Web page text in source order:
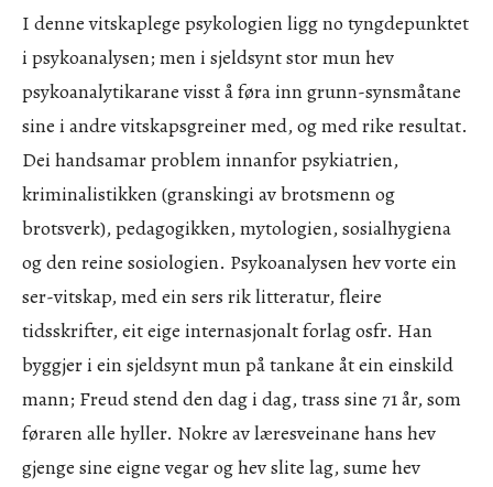
I denne vitskaplege psykologien ligg no tyngdepunktet
i psykoanalysen; men i sjeldsynt stor mun hev
psykoanalytikarane visst å føra inn grunn-synsmåtane
sine i andre vitskapsgreiner med, og med rike resultat.
Dei handsamar problem innanfor psykiatrien,
kriminalistikken (granskingi av brotsmenn og
brotsverk), pedagogikken, mytologien, sosialhygiena
og den reine sosiologien. Psykoanalysen hev vorte ein
ser-vitskap, med ein sers rik litteratur, fleire
tidsskrifter, eit eige internasjonalt forlag osfr. Han
byggjer i ein sjeldsynt mun på tankane åt ein einskild
mann; Freud stend den dag i dag, trass sine 71 år, som
føraren alle hyller. Nokre av læresveinane hans hev
gjenge sine eigne vegar og hev slite lag, sume hev